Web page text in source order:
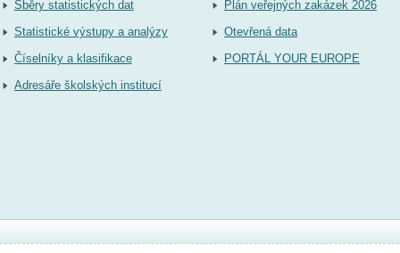
Sběry statistických dat
Statistické výstupy a analýzy
Číselníky a klasifikace
Adresáře školských institucí
Plán veřejných zakázek 2026
Otevřená data
PORTÁL YOUR EUROPE